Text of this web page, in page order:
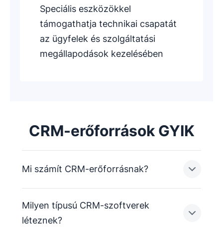
Speciális eszközökkel
támogathatja technikai csapatát
az ügyfelek és szolgáltatási
megállapodások kezelésében
CRM-erőforrások GYIK
Mi számít CRM-erőforrásnak?
A CRM-erőforrás minden olyan eszközt,
Milyen típusú CRM-szoftverek
léteznek?